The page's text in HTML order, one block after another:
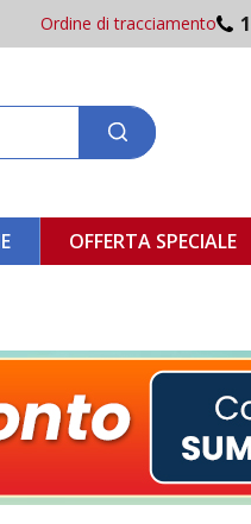
Ordine di tracciamento
OFFERTA SPECIALE